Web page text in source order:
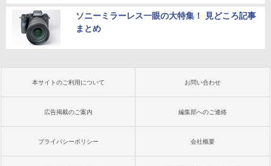
ソニーミラーレス一眼の大特集！ 見どころ記事
まとめ
本サイトのご利用について お問い合わせ
広告掲載のご案内 編集部へのご連絡
プライバシーポリシー 会社概要